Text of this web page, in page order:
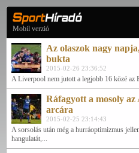
Mobil verzió
Az olaszok nagy
bukta
2015-02-26 23:36:52
A Liverpool nem jutott a legjobb 16 közé az
Ráfagyott a mosoly az
arcára
2015-02-25 23:14:43
A sorsolás után még a hurráoptimizmus
hangulatát,...